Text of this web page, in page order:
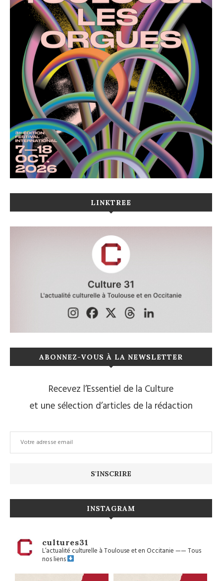
LINKTREE
ABONNEZ-VOUS À LA NEWSLETTER
Recevez l’Essentiel de la Culture
et une sélection d’articles de la rédaction
INSTAGRAM
cultures31
L’actualité culturelle à Toulouse et en Occitanie——Tous
nos liens